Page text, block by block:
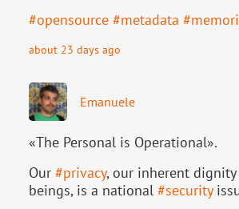
#opensource #metadata #
about 23 days ago
Emanuele
«The Personal is Operational».
Our #privacy, our inherent dignity
beings, is a national #security